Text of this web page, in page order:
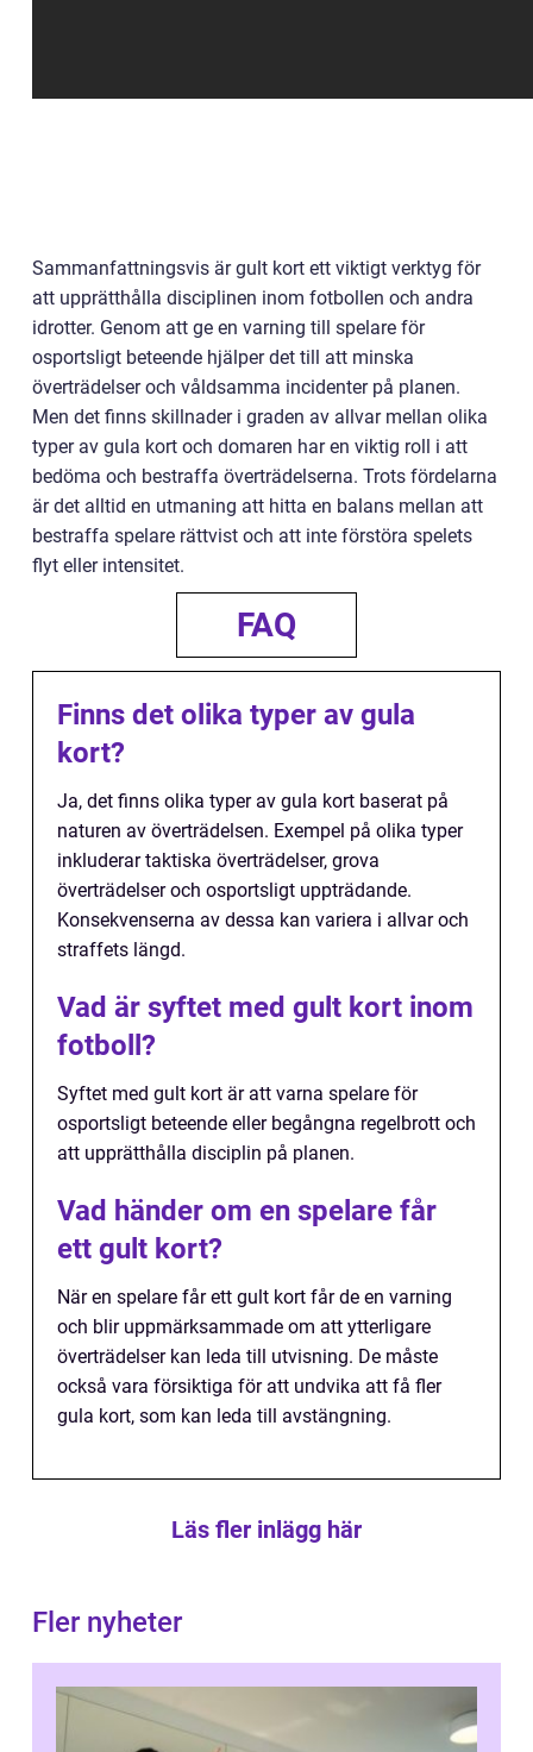
Sammanfattningsvis är gult kort ett viktigt verktyg för
att upprätthålla disciplinen inom fotbollen och andra
idrotter. Genom att ge en varning till spelare för
osportsligt beteende hjälper det till att minska
överträdelser och våldsamma incidenter på planen.
Men det finns skillnader i graden av allvar mellan olika
typer av gula kort och domaren har en viktig roll i att
bedöma och bestraffa överträdelserna. Trots fördelarna
är det alltid en utmaning att hitta en balans mellan att
bestraffa spelare rättvist och att inte förstöra spelets
flyt eller intensitet.
FAQ
Finns det olika typer av gula
kort?
Ja, det finns olika typer av gula kort baserat på
naturen av överträdelsen. Exempel på olika typer
inkluderar taktiska överträdelser, grova
överträdelser och osportsligt uppträdande.
Konsekvenserna av dessa kan variera i allvar och
straffets längd.
Vad är syftet med gult kort inom
fotboll?
Syftet med gult kort är att varna spelare för
osportsligt beteende eller begångna regelbrott och
att upprätthålla disciplin på planen.
Vad händer om en spelare får
ett gult kort?
När en spelare får ett gult kort får de en varning
och blir uppmärksammade om att ytterligare
överträdelser kan leda till utvisning. De måste
också vara försiktiga för att undvika att få fler
gula kort, som kan leda till avstängning.
Läs fler inlägg här
Fler nyheter